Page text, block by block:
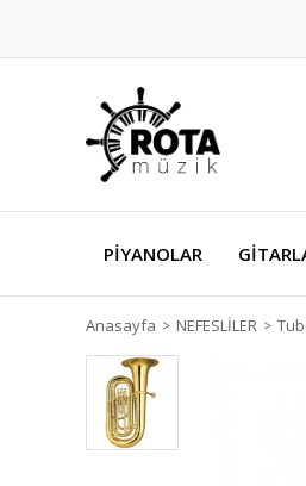
PİYANOLAR
Anasayfa NEFESLİLER